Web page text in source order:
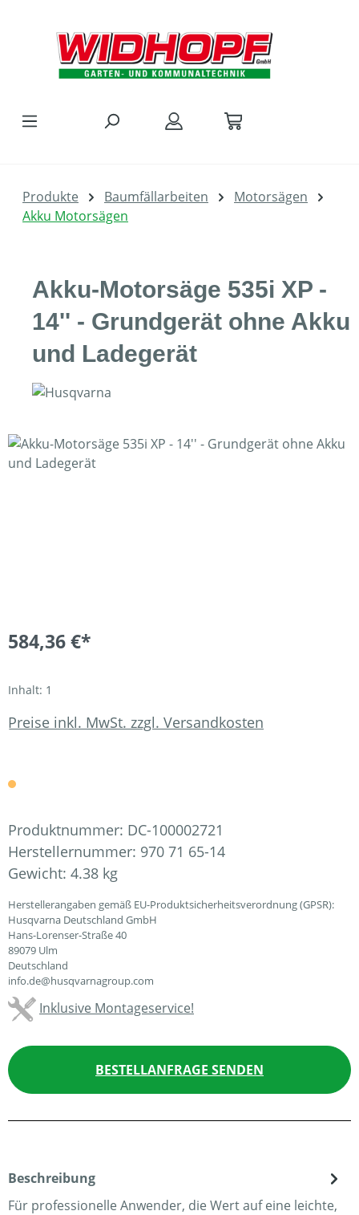
Produkte Baumfällarbeiten
Motorsägen
Akku Motorsägen
Akku-Motorsäge 535i XP -
14'' - Grundgerät ohne Akku
und Ladegerät
Bildergalerie überspringen
584,36 €*
Inhalt: 1
Preise inkl. MwSt. zzgl. Versandkosten
Produktnummer: DC-100002721
Herstellernummer: 970 71 65-14
Gewicht: 4.38 kg
Herstellerangaben gemäß EU-Produktsicherheitsverordnung (GPSR):
Husqvarna Deutschland GmbH
Hans-Lorenser-Straße 40
89079 Ulm
Deutschland
info.de@husqvarnagroup.com
Inklusive Montageservice!
BESTELLANFRAGE SENDEN
Beschreibung
Für professionelle Anwender, die Wert auf eine leichte,